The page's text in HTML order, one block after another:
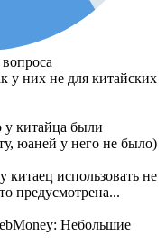
у них не для китайских
у китайца были
юаней у него не было)
китаец использовать не
предусмотрена...
Небольшие